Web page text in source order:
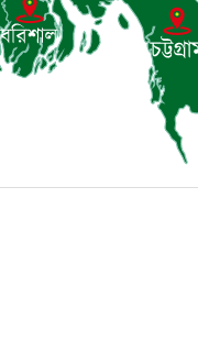
নেতা ড. খন্দকার
হোসেনের মূল্যায়ন
এবং একটি বিশ্লেষণ
হুমকির অভিযোগ